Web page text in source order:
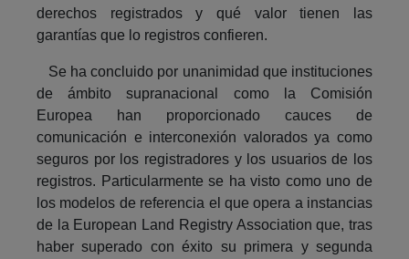
derechos registrados y qué valor tienen las
garantías que lo registros confieren.
Se ha concluido por unanimidad que instituciones
de ámbito supranacional como la Comisión
Europea han proporcionado cauces de
comunicación e interconexión valorados ya como
seguros por los registradores y los usuarios de los
registros. Particularmente se ha visto como uno de
los modelos de referencia el que opera a instancias
de la European Land Registry Association que, tras
haber superado con éxito su primera y segunda